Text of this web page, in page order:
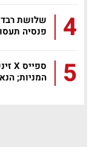
4
שלושת
פנסיה
5
המניות;